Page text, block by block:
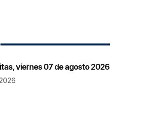
viernes 07 de agosto 2026